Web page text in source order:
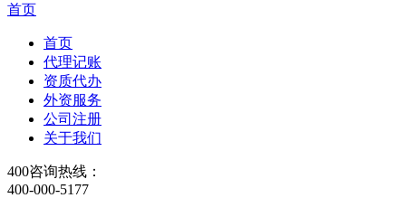
首页
首页
代理记账
资质代办
外资服务
公司注册
关于我们
400咨询热线：
400-000-5177